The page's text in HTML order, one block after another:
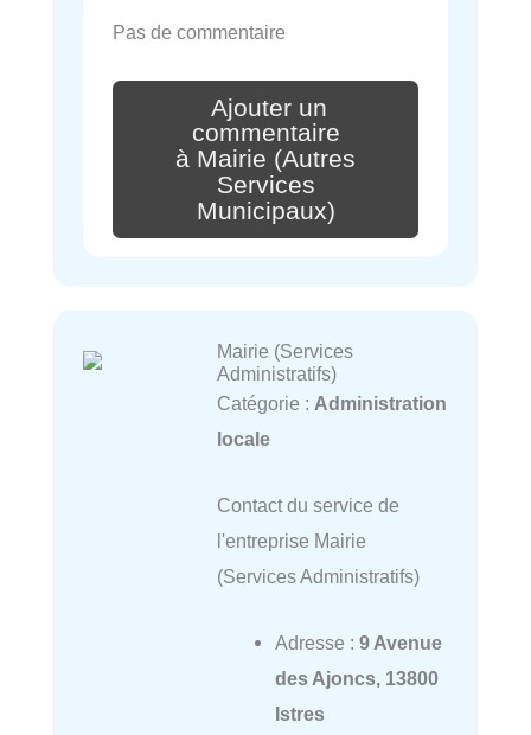
Pas de commentaire
Ajouter un
commentaire
à Mairie (Autres
Services
Municipaux)
Mairie (Services
Administratifs)
Catégorie : Administration
locale
Contact du service de
l'entreprise Mairie
(Services Administratifs)
Adresse : 9 Avenue
des Ajoncs, 13800
Istres